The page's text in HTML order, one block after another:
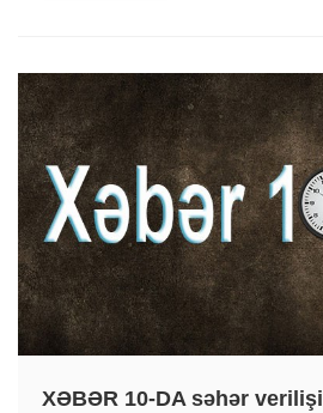
XƏBƏR 10-DA səhər verilişi